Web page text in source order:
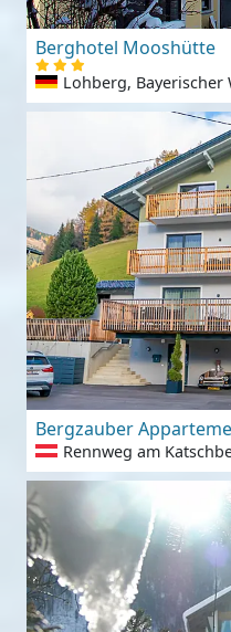
Berghotel Mooshütte
Lohberg, Bayerischer
Bergzauber
Rennweg am